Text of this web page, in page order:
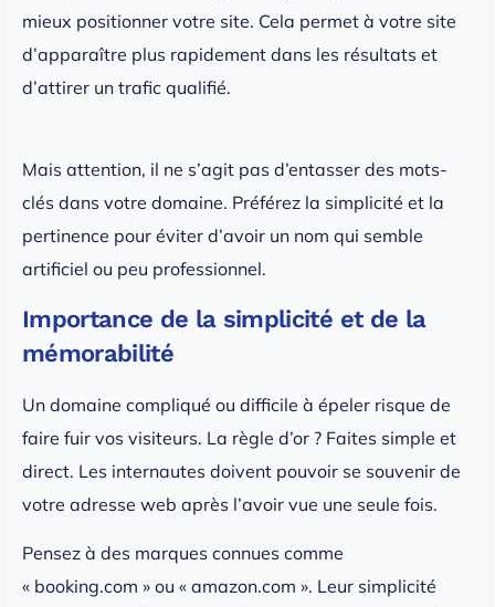
mieux positionner votre site. Cela permet à votre site
d’apparaître plus rapidement dans les résultats et
d’attirer un trafic qualifié.
Mais attention, il ne s’agit pas d’entasser des mots-
clés dans votre domaine. Préférez la simplicité et la
pertinence pour éviter d’avoir un nom qui semble
artificiel ou peu professionnel.
Importance de la simplicité et de la
mémorabilité
Un domaine compliqué ou difficile à épeler risque de
faire fuir vos visiteurs. La règle d’or ? Faites simple et
direct. Les internautes doivent pouvoir se souvenir de
votre adresse web après l’avoir vue une seule fois.
Pensez à des marques connues comme
« booking.com » ou « amazon.com ». Leur simplicité